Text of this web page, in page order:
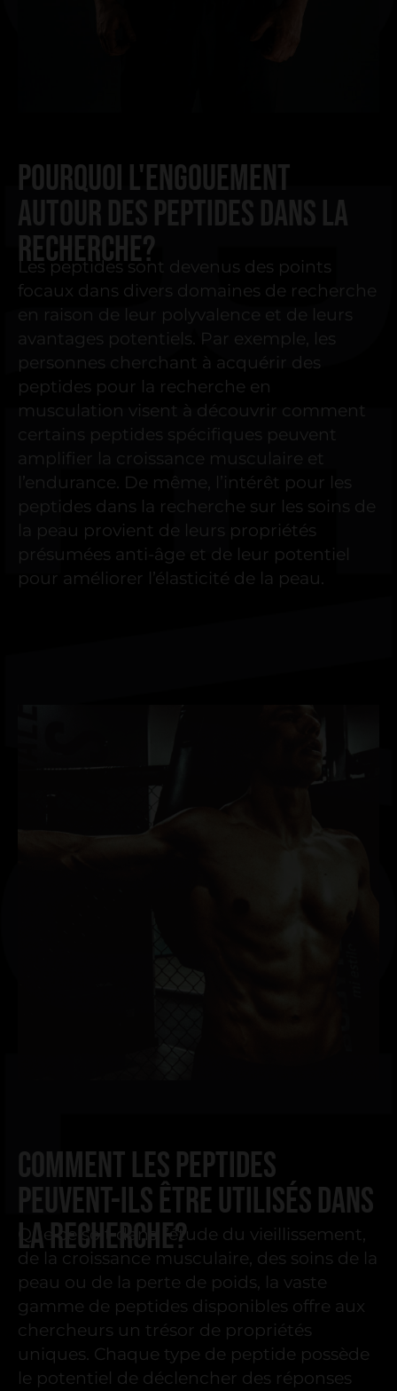
POURQUOI L'ENGOUEMENT
AUTOUR DES PEPTIDES DANS LA
RECHERCHE?
Les peptides sont devenus des points
focaux dans divers domaines de recherche
en raison de leur polyvalence et de leurs
avantages potentiels. Par exemple, les
personnes cherchant à acquérir des
peptides pour la recherche en
musculation visent à découvrir comment
certains peptides spécifiques peuvent
amplifier la croissance musculaire et
l’endurance. De même, l’intérêt pour les
peptides dans la recherche sur les soins de
la peau provient de leurs propriétés
présumées anti-âge et de leur potentiel
pour améliorer l’élasticité de la peau.
COMMENT LES PEPTIDES
PEUVENT-ILS ÊTRE UTILISÉS DANS
LA RECHERCHE?
Que ce soit dans l’étude du vieillissement,
de la croissance musculaire, des soins de la
peau ou de la perte de poids, la vaste
gamme de peptides disponibles offre aux
chercheurs un trésor de propriétés
uniques. Chaque type de peptide possède
le potentiel de déclencher des réponses